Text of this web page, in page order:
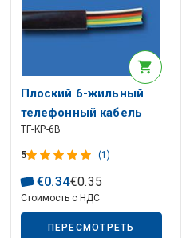
Описание искусственного интеллектаПлоский 6-жильный
телефонный кабель
черный
TF-KP-6B
5 (1)
€0.34€0.35
Стоимость с НДС
ПЕРЕСМОТРЕТЬ